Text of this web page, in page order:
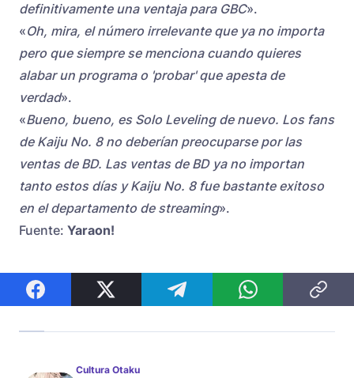
definitivamente una ventaja para GBC».
«Oh, mira, el número irrelevante que ya no importa
pero que siempre se menciona cuando quieres
alabar un programa o 'probar' que apesta de
verdad».
«Bueno, bueno, es Solo Leveling de nuevo. Los fans
de Kaiju No. 8 no deberían preocuparse por las
ventas de BD. Las ventas de BD ya no importan
tanto estos días y Kaiju No. 8 fue bastante exitoso
en el departamento de streaming».
Fuente: Yaraon!
Cultura Otaku